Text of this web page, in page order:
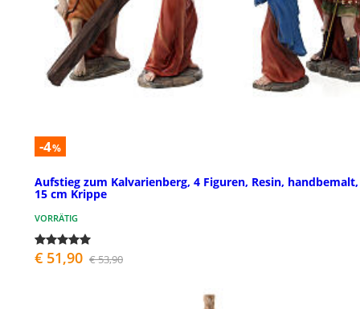
-4%
Aufstieg zum Kalvarienberg, 4 Figuren, Resin,
15 cm Krippe
VORRÄTIG
€ 51,90 € 53,90